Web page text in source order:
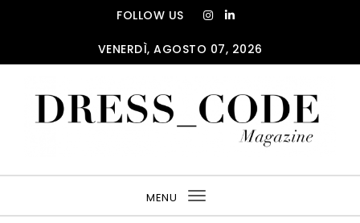
FOLLOW US
VENERDÌ, AGOSTO 07, 2026
MENU
Toggle